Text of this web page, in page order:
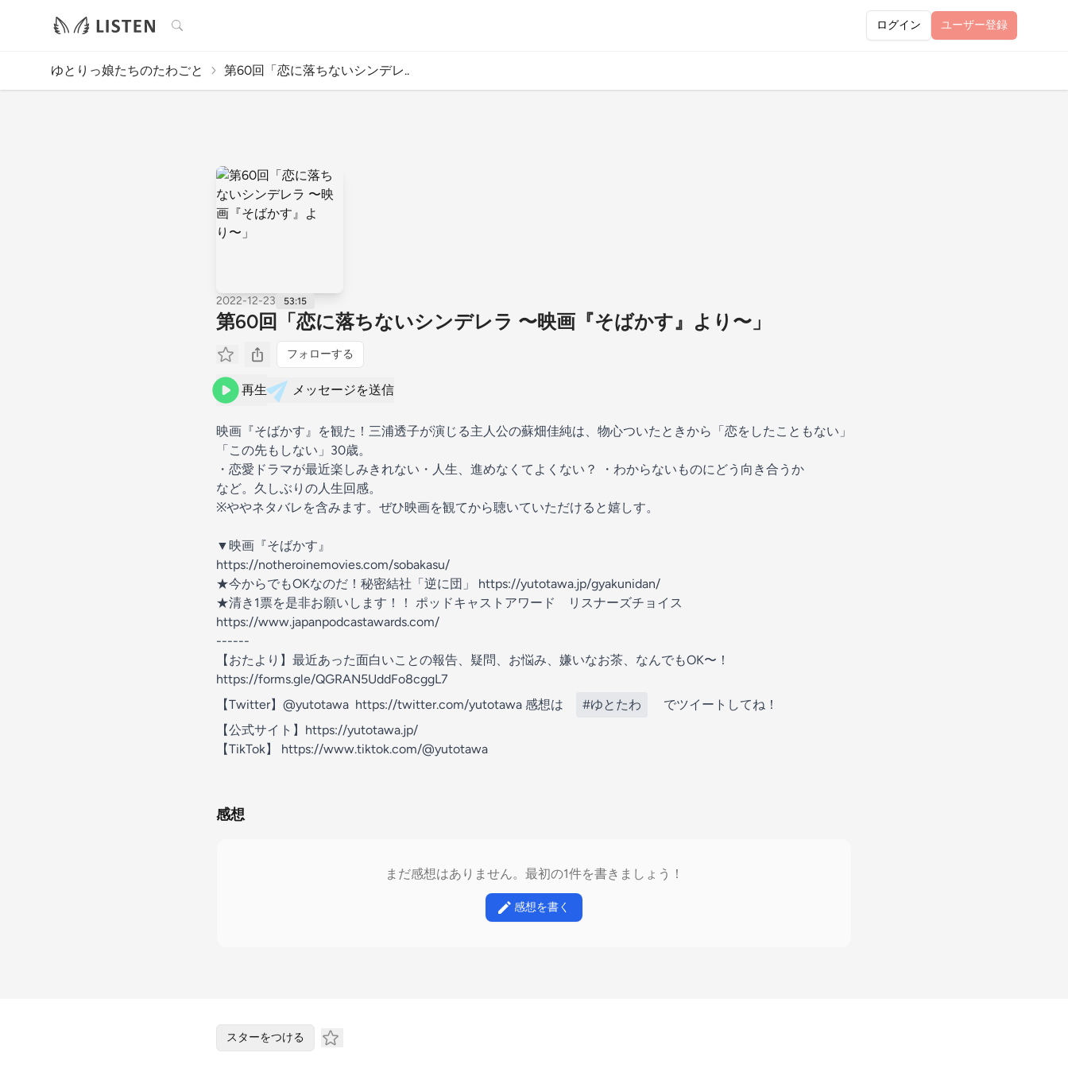
検索 ログイン ユーザー登録
ゆとりっ娘たちのたわごと 第60回「恋に落ちないシンデレ..
2022-12-23 53:15
第60回「恋に落ちないシンデレラ 〜映画『そばかす』より〜」
フォローする
再生 メッセージを送信
映画『そばかす』を観た！三浦透子が演じる主人公の蘇畑佳純は、物心ついたときから「恋をしたこともない」
「この先もしない」30歳。
・恋愛ドラマが最近楽しみきれない・人生、進めなくてよくない？ ・わからないものにどう向き合うか
など。久しぶりの人生回感。
※ややネタバレを含みます。ぜひ映画を観てから聴いていただけると嬉しす。
▼映画『そばかす』
https://notheroinemovies.com/sobakasu/
★今からでもOKなのだ！秘密結社「逆に団」 https://yutotawa.jp/gyakunidan/
★清き1票を是非お願いします！！ ポッドキャストアワード リスナーズチョイス
https://www.japanpodcastawards.com/
------
【おたより】最近あった面白いことの報告、疑問、お悩み、嫌いなお茶、なんでもOK〜！
https://forms.gle/QGRAN5UddFo8cggL7
【Twitter】@yutotawa https://twitter.com/yutotawa 感想は
#ゆとたわ
でツイートしてね！
【公式サイト】https://yutotawa.jp/
【TikTok】 https://www.tiktok.com/@yutotawa
感想
まだ感想はありません。最初の1件を書きましょう！
感想を書く
スターをつける